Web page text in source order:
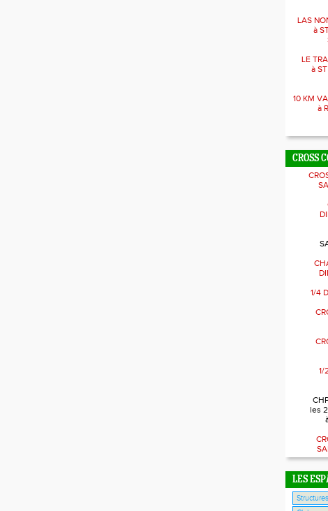
LAS
à
LE
à
10 KM
à
CROSS
1/4
1/
les
LES